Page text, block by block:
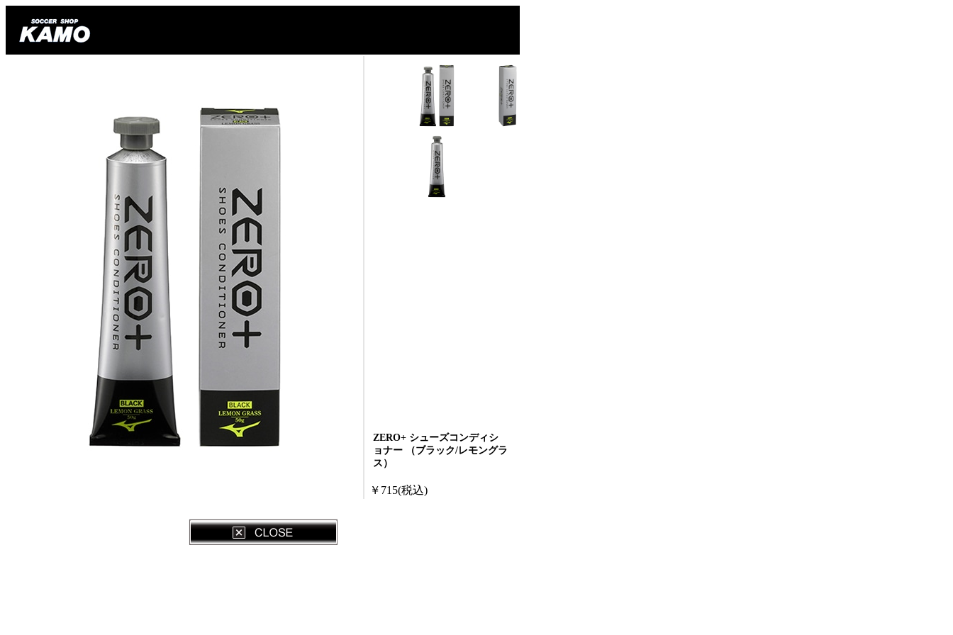
ZERO+ シューズコンディシ
ョナー （ブラック/レモングラ
ス）
￥715(税込)